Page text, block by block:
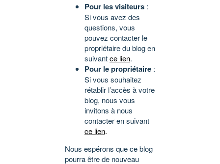
Pour les visiteurs :
Si vous avez des
questions, vous
pouvez contacter le
propriétaire du blog en
suivantce lien.
Pour le propriétaire :
Si vous souhaitez
rétablir l’accès à votre
blog, nous vous
invitons à nous
contacter en suivant
ce lien.
Nous espérons que ce blog
pourra être de nouveau